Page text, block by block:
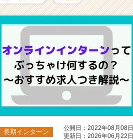
長期インターン
公開日：2022年08月08日
更新日：2026年06月22日